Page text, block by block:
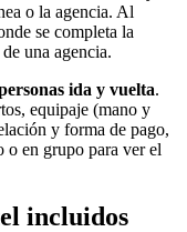
o la agencia. Al
se completa la
una agencia.
ida y vuelta.
equipaje (mano y
y forma de pago,
o en grupo para ver el
incluidos